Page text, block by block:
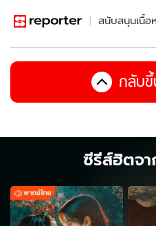
สนับสนุนเนื้อ
กลับขึ้
ซีรีส์ฮิตจ